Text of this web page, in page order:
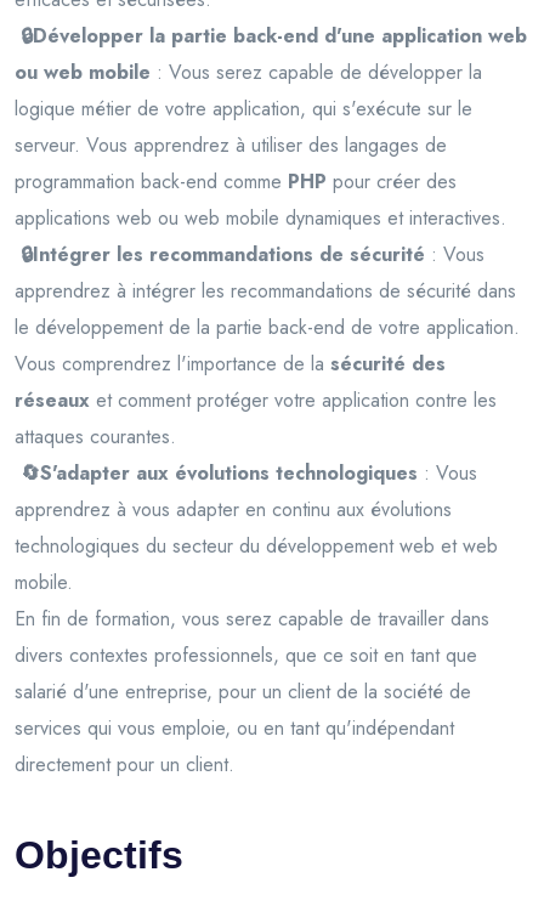
🔒Développer la partie back-end d'une application web
ou web mobile : Vous serez capable de développer la
logique métier de votre application, qui s'exécute sur le
serveur. Vous apprendrez à utiliser des langages de
programmation back-end comme PHP pour créer des
applications web ou web mobile dynamiques et interactives.
🔒Intégrer les recommandations de sécurité : Vous
apprendrez à intégrer les recommandations de sécurité dans
le développement de la partie back-end de votre application.
Vous comprendrez l'importance de la sécurité des
réseaux et comment protéger votre application contre les
attaques courantes.
🔄S'adapter aux évolutions technologiques : Vous
apprendrez à vous adapter en continu aux évolutions
technologiques du secteur du développement web et web
mobile.
En fin de formation, vous serez capable de travailler dans
divers contextes professionnels, que ce soit en tant que
salarié d'une entreprise, pour un client de la société de
services qui vous emploie, ou en tant qu'indépendant
directement pour un client.
Objectifs